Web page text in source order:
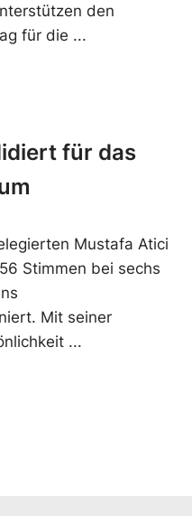
den
für die
für das
Mustafa Atici
Stimmen bei sechs
Mit seiner